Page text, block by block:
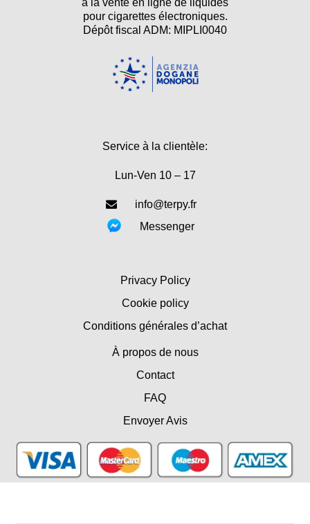
pour cigarettes électroniques.
Dépôt fiscal ADM: MIPLI0040
Service à la clientèle:
Lun-Ven 10 – 17
info@terpy.fr
Messenger
Privacy Policy
Cookie policy
Conditions générales d’achat
À propos de nous
Contact
FAQ
Envoyer Avis